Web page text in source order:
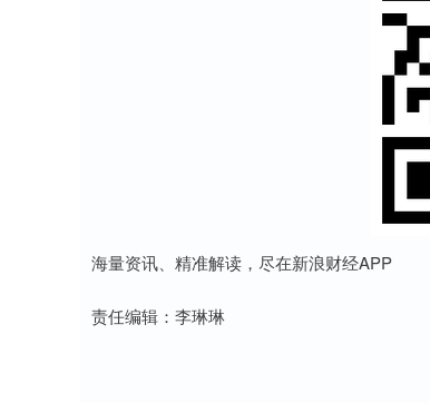
海量资讯、精准解读，尽在新浪财经APP
责任编辑：李琳琳